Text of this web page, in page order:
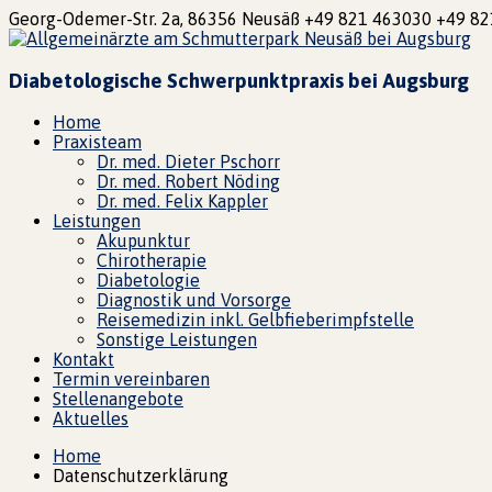
Georg-Odemer-Str. 2a, 86356 Neusäß +49 821 463030 +49
Diabetologische Schwerpunktpraxis bei Augsburg
Home
Praxisteam
Dr. med. Dieter Pschorr
Dr. med. Robert Nöding
Dr. med. Felix Kappler
Leistungen
Akupunktur
Chirotherapie
Diabetologie
Diagnostik und Vorsorge
Reisemedizin inkl. Gelbfieberimpfstelle
Sonstige Leistungen
Kontakt
Termin vereinbaren
Stellenangebote
Aktuelles
Home
Datenschutzerklärung